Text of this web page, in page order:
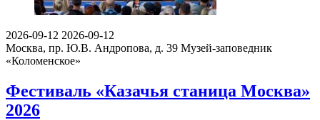
2026-09-12 2026-09-12
Москва, пр. Ю.В. Андропова, д. 39 Музей-заповедник
«Коломенское»
Фестиваль «Казачья станица Москва»
2026